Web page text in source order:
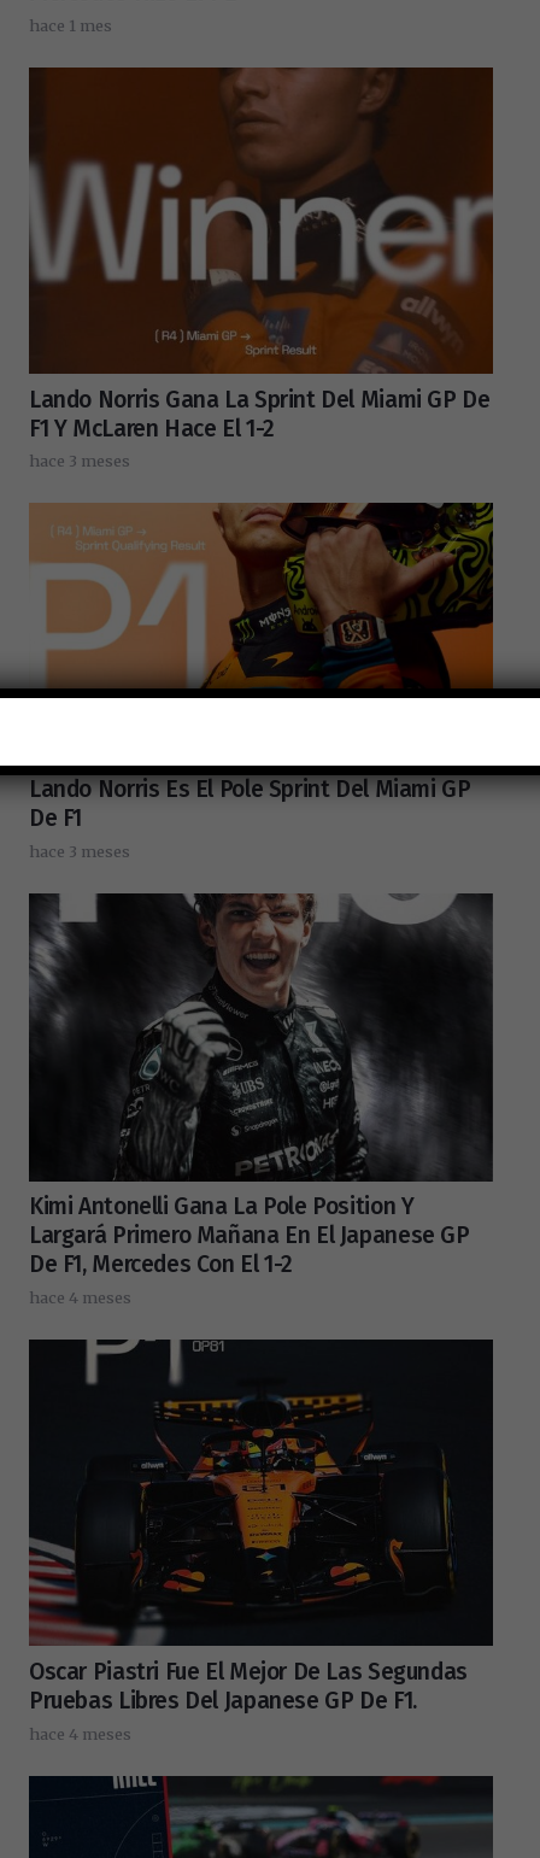
hace 1 mes
Lando Norris Gana La Sprint Del Miami GP De
F1 Y McLaren Hace El 1-2
hace 3 meses
Lando Norris Es El Pole Sprint Del Miami GP
De F1
hace 3 meses
Kimi Antonelli Gana La Pole Position Y
Largará Primero Mañana En El Japanese GP
De F1, Mercedes Con El 1-2
hace 4 meses
Oscar Piastri Fue El Mejor De Las Segundas
Pruebas Libres Del Japanese GP De F1.
hace 4 meses